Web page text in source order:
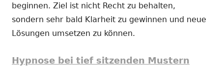
beginnen. Ziel ist nicht Recht zu behalten,
sondern sehr bald Klarheit zu gewinnen und neue
Lösungen umsetzen zu können.
Hypnose bei tief sitzenden Mustern